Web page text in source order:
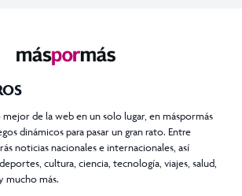
de la web en un solo lugar, en máspormás
dinámicos para pasar un gran rato. Entre
noticias nacionales e internacionales, así
cultura, ciencia, tecnología, viajes, salud,
mucho más.